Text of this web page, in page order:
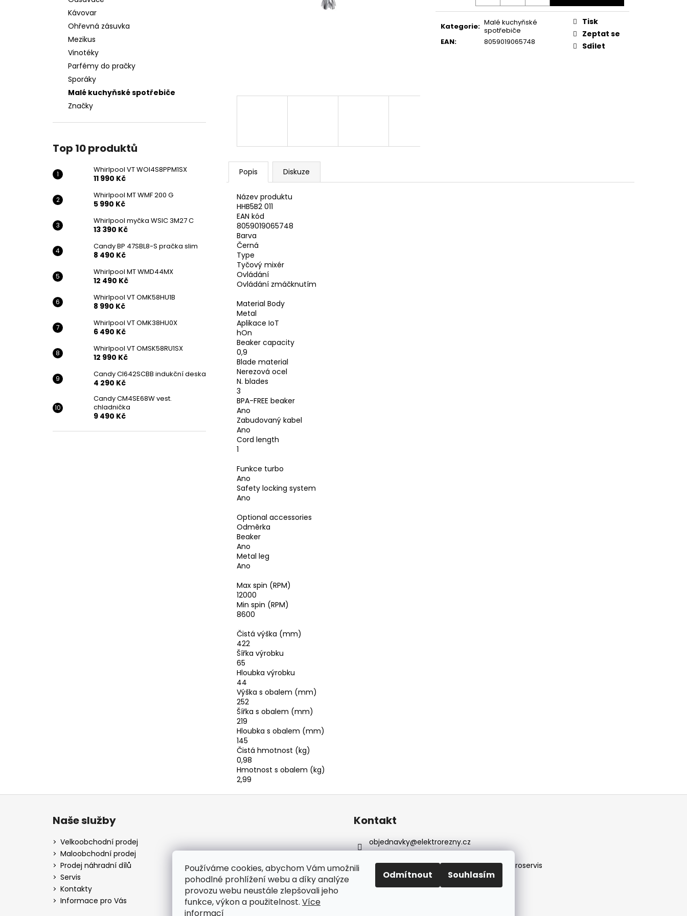
Používáme cookies, abychom Vám umožnili
pohodlné prohlížení webu a díky analýze
provozu webu neustále zlepšovali jeho
funkce, výkon a použitelnost. Více
informací
Odmítnout Souhlasím
Kávovar
Ohřevná zásuvka
Mezikus
Vinotéky
Parfémy do pračky
Sporáky
Malé kuchyňské spotřebiče
Značky
Top 10 produktů
Whirlpool VT WOI4S8PPM1SX
11 990 Kč
Whirlpool MT WMF 200 G
5 990 Kč
Whirlpool myčka WSIC 3M27 C
13 390 Kč
Candy BP 47SBL8-S pračka slim
8 490 Kč
Whirlpool MT WMD44MX
12 490 Kč
Whirlpool VT OMK58HU1B
8 990 Kč
Whirlpool VT OMK38HU0X
6 490 Kč
Whirlpool VT OMSK58RU1SX
12 990 Kč
Candy CI642SCBB indukční deska
4 290 Kč
Candy CM4SE68W vest.
chladnička
9 490 Kč
Kategorie: Malé kuchyňské
spotřebiče
EAN: 8059019065748
Tisk
Zeptat se
Sdílet
Popis Diskuze
Název produktu
HHB5B2 011
EAN kód
8059019065748
Barva
Černá
Type
Tyčový mixér
Ovládání
Ovládání zmáčknutím
Material Body
Metal
Aplikace IoT
hOn
Beaker capacity
0,9
Blade material
Nerezová ocel
N. blades
3
BPA-FREE beaker
Ano
Zabudovaný kabel
Ano
Cord length
1
Funkce turbo
Ano
Safety locking system
Ano
Optional accessories
Odměrka
Beaker
Ano
Metal leg
Ano
Max spin (RPM)
12000
Min spin (RPM)
8600
Čistá výška (mm)
422
Šířka výrobku
65
Hloubka výrobku
44
Výška s obalem (mm)
252
Šířka s obalem (mm)
219
Hloubka s obalem (mm)
145
Čistá hmotnost (kg)
0,98
Hmotnost s obalem (kg)
2,99
WHIRLPOOL VT WOI4S8PPM1SX
11 990 Kč
WHIRLPOOL MT WMF 200 G
Z
Naše služby
Velkoobchodní prodej
Maloobchodní prodej
Prodej náhradní dílů
Servis
Kontakty
Informace pro Vás
Kontakt
objednavky@elektrorezny.cz
602 155 983
https://www.facebook.com/jirireznyelektroservis
reznyelektro